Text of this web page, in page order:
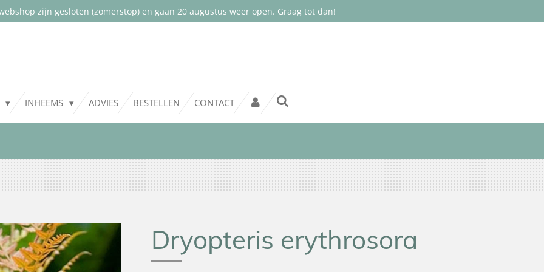
zijn gesloten (zomerstop) en gaan 20 augustus weer open. Graag tot dan!
INHEEMS ADVIES BESTELLEN CONTACT
Dryopteris erythrosora